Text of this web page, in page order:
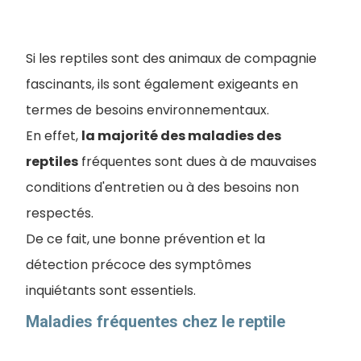
Si les reptiles sont des animaux de compagnie
fascinants, ils sont également exigeants en
termes de besoins environnementaux.
En effet, la majorité des maladies des
reptiles fréquentes sont dues à de mauvaises
conditions d'entretien ou à des besoins non
respectés.
De ce fait, une bonne prévention et la
détection précoce des symptômes
inquiétants sont essentiels.
Maladies fréquentes chez le reptile